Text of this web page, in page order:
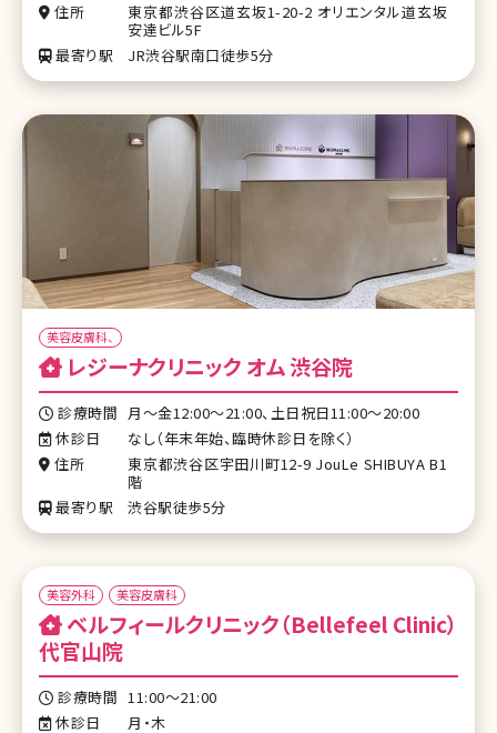
住所
東京都渋谷区道玄坂1-20-2 オリエンタル道玄坂
安達ビル5F
最寄り駅
JR渋谷駅南口徒歩5分
美容皮膚科、
レジーナクリニック オム 渋谷院
診療時間 月～金12:00～21:00、土日祝日11:00～20:00
休診日
なし（年末年始、臨時休診日を除く）
住所
東京都渋谷区宇田川町12-9 JouLe SHIBUYA B1
階
最寄り駅
渋谷駅徒歩5分
美容外科 美容皮膚科
代官山院
診療時間 11:00〜21:00
休診日
月・木